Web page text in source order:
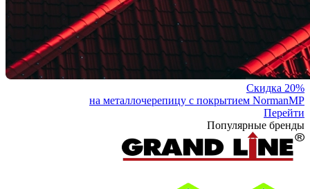
Скидка 20%
на металлочерепицу с покрытием NormanMP
Перейти
Популярные бренды